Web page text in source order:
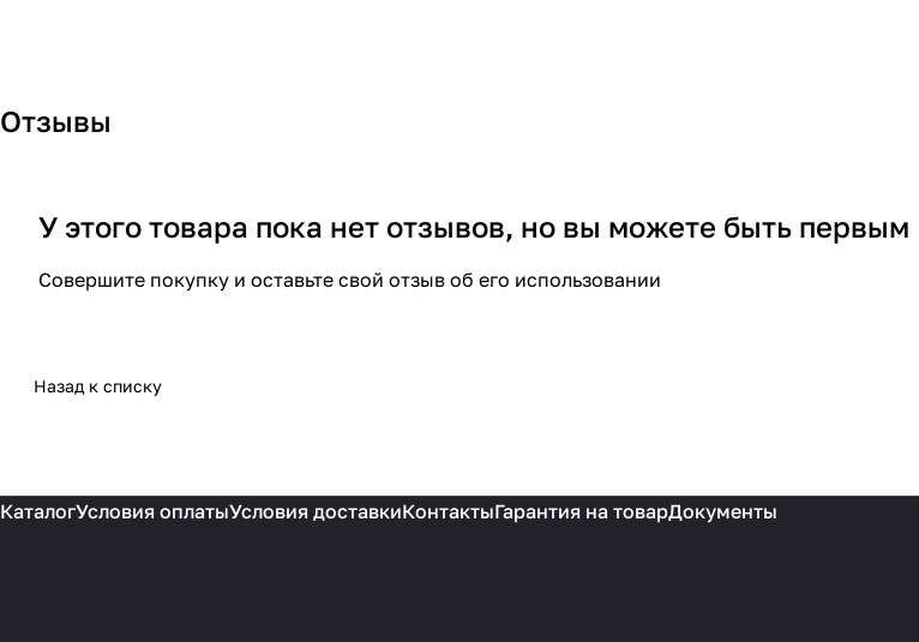
Отзывы
У этого товара пока нет отзывов, но вы можете быть первым
Совершите покупку и оставьте свой отзыв об его использовании
Назад к списку
КаталогУсловия оплатыУсловия доставкиКонтактыГарантия на товарДокументы